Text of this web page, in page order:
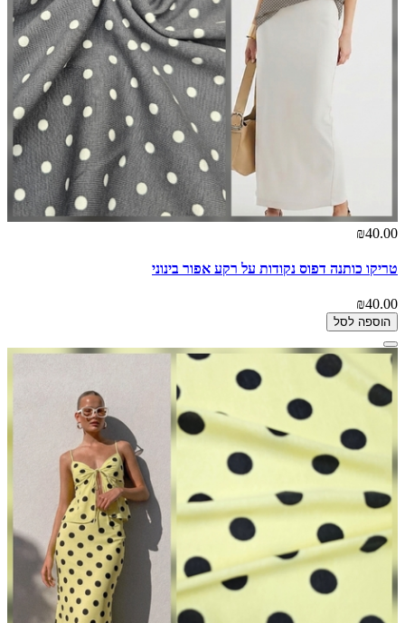
₪40.00
טריקו כותנה דפוס נקודות על רקע אפור בינוני
₪40.00
הוספה לסל